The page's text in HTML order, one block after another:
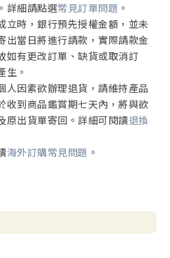
詳細請點選常見訂單問題 。
立時，銀行預先授權金額，並未
出當日將進行請款，實際請款金
如有更改訂單、缺貨或取消訂
生。
人因素欲辦理退貨，請維持產品
收到商品鑑賞期七天內，將與欲
原出貨單寄回。詳細可閱讀退換
海外訂購常見問題 。